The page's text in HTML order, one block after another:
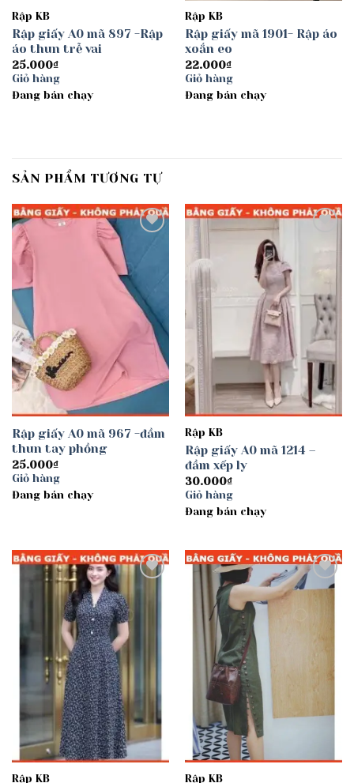
Rập KB
Rập giấy A0 mã 897 -Rập
áo thun trễ vai
25.000₫
Giỏ hàng
Đang bán chạy
Rập KB
Rập giấy mã 1901- Rập áo
xoắn eo
22.000₫
Giỏ hàng
Đang bán chạy
SẢN PHẨM TƯƠNG TỰ
wishlist
Rập giấy A0 mã 967 -đầm
thun tay phồng
25.000₫
Giỏ hàng
Đang bán chạy
Rập KB
Rập giấy A0 mã 1214 –
đầm xếp ly
30.000₫
Giỏ hàng
Đang bán chạy
wishlist
Rập KB
Add to
wishlist
Rập KB